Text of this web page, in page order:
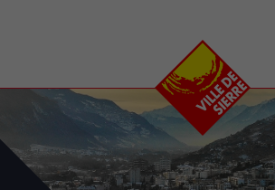
Manifestations
Art et culture
Sport et loisirs
Vins, gastronomie et
séjours